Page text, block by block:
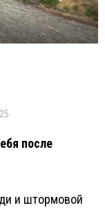
после
и штормовой